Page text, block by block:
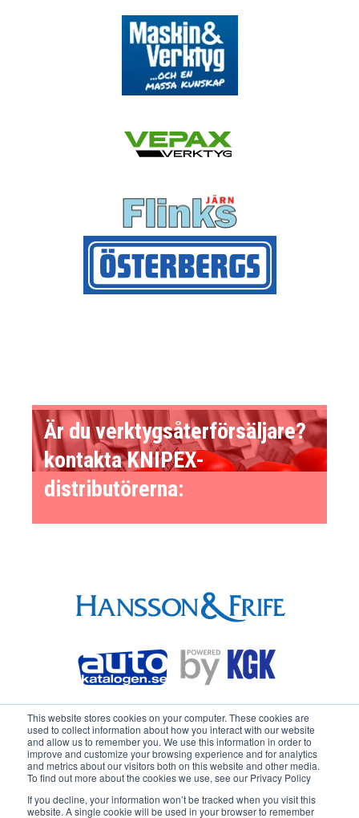
This website stores cookies on your computer. These cookies are
used to collect information about how you interact with our website
and allow us to remember you. We use this information in order to
improve and customize your browsing experience and for analytics
and metrics about our visitors both on this website and other media.
To find out more about the cookies we use, see our Privacy Policy
If you decline, your information won’t be tracked when you visit this
website. A single cookie will be used in your browser to remember
Är du verktygsåterförsäljare?
kontakta KNIPEX-
distributörerna: